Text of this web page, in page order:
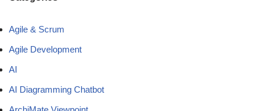
Agile & Scrum
Agile Development
AI
AI Diagramming Chatbot